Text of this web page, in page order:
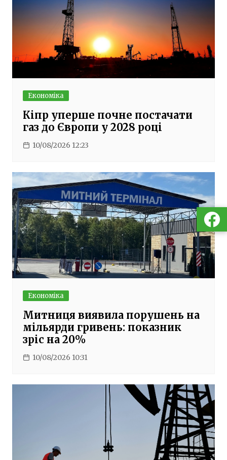
Економіка
Кіпр уперше почне постачати
газ до Європи у 2028 році
10/08/2026 12:23
Економіка
Митниця виявила порушень на
мільярди гривень: показник
зріс на 20%
10/08/2026 10:31